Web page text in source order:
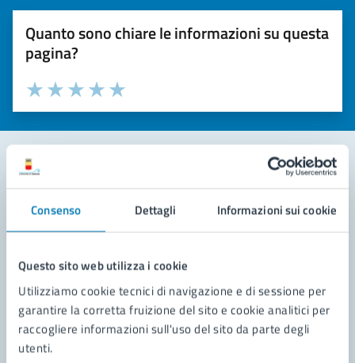
Consenso Dettagli Informazioni sui cookie
Questo sito web utilizza i cookie
Utilizziamo cookie tecnici di navigazione e di sessione per
garantire la corretta fruizione del sito e cookie analitici per
raccogliere informazioni sull'uso del sito da parte degli
utenti.
Quanto sono chiare le informazioni su questa
pagina?
Valuta la chiarezza delle informazioni (da 1 a 5 stelle)
Seleziona il numero di stelle per valutare la chiarezza delle
Valuta 5 stelle su 5
Valuta 4 stelle su 5
Valuta 3 stelle su 5
Valuta 2 stelle su 5
Valuta 1 stelle su 5
Leggi le domande frequenti
Richiedi assistenza
Prenota appuntamento
Problemi in città